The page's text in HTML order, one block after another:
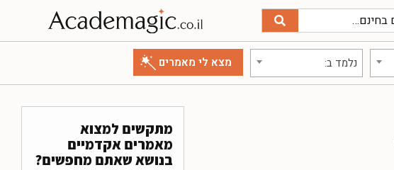
נלמד ב:
מתקשים למצוא
מאמרים אקדמיים
בנושא שאתם מחפשים?